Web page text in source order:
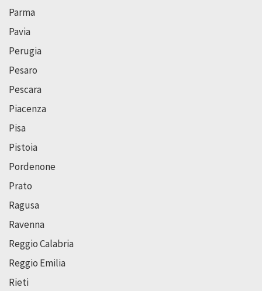
Parma
Pavia
Perugia
Pesaro
Pescara
Piacenza
Pisa
Pistoia
Pordenone
Prato
Ragusa
Ravenna
Reggio Calabria
Reggio Emilia
Rieti